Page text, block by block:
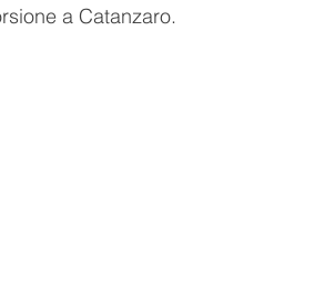
a Catanzaro.